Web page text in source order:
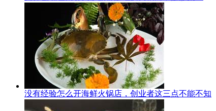
没有经验怎么开海鲜火锅店，创业者这三点不能不知